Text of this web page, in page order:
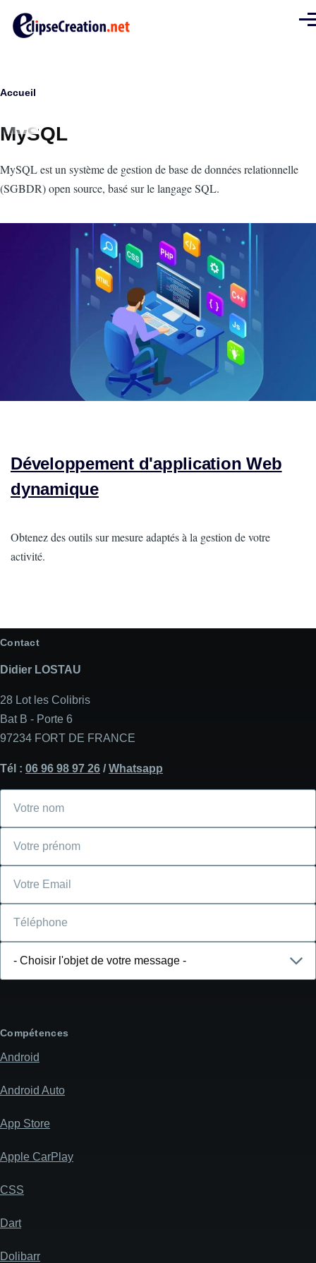
Fil
Accueil
MySQL
Intro
MySQL est un système de gestion de base de données relationnelle
(SGBDR) open source, basé sur le langage SQL.
Développement d'application Web
dynamique
Intro
Obtenez des outils sur mesure adaptés à la gestion de votre
activité.
Contact
Didier LOSTAU
28 Lot les Colibris
Bat B - Porte 6
97234 FORT DE FRANCE
Tél : 06 96 98 97 26 / Whatsapp
message
Compétences
Android
Android Auto
App Store
Apple CarPlay
CSS
Dart
Dolibarr